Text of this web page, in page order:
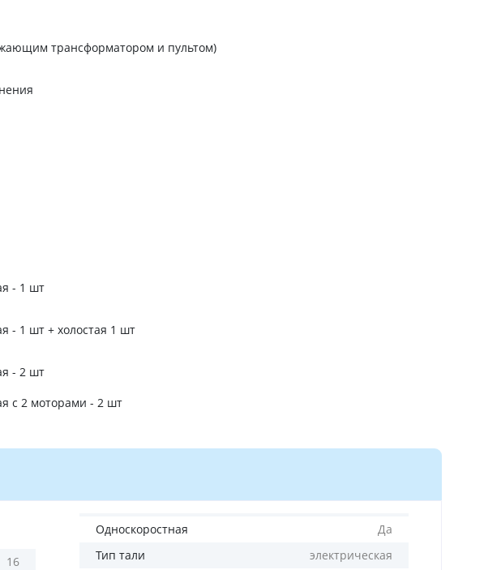
трансформатором и пультом)
- 1 шт
- 1 шт + холостая 1 шт
- 2 шт
с 2 моторами - 2 шт
16
Односкоростная
Да
Тип тали
электрическая